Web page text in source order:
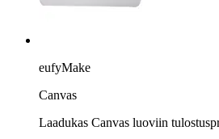
eufyMake
Canvas
Laadukas Canvas luoviin